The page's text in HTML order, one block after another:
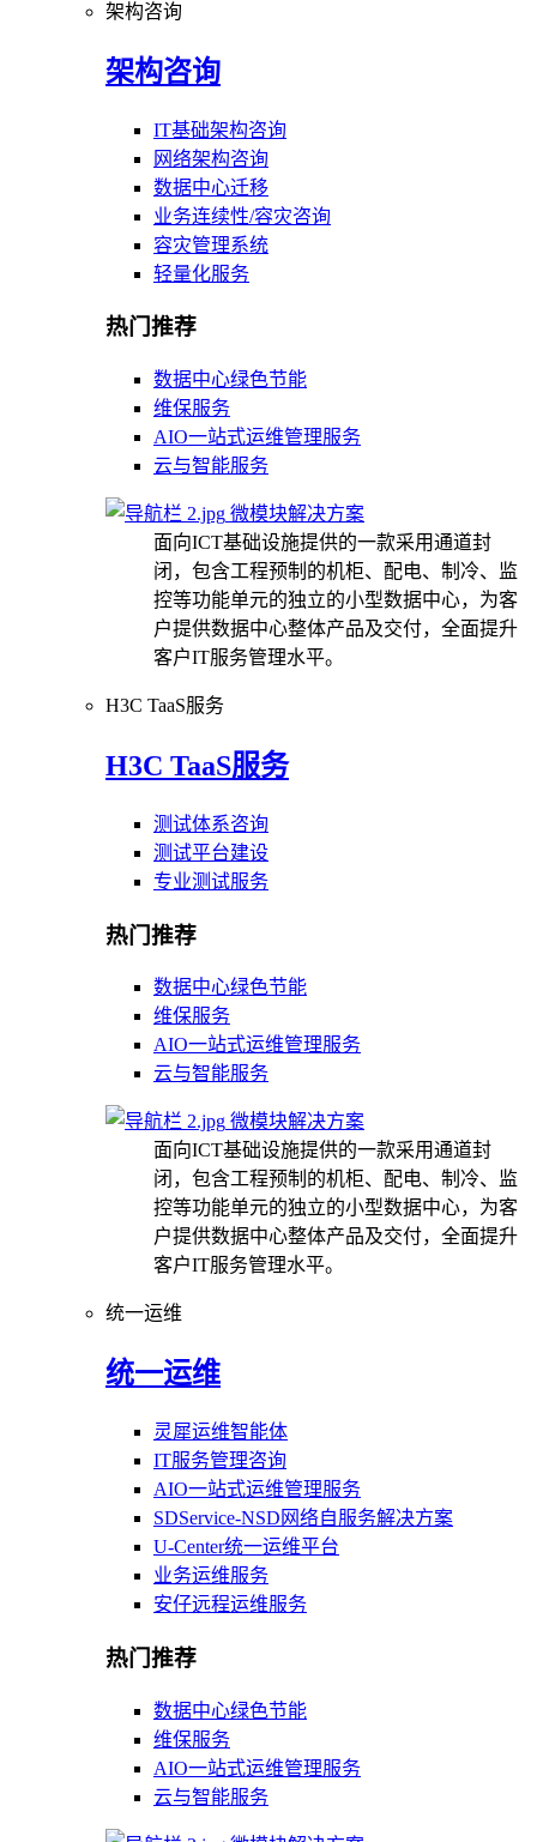
架构咨询
架构咨询
IT基础架构咨询
网络架构咨询
数据中心迁移
业务连续性/容灾咨询
容灾管理系统
轻量化服务
热门推荐
数据中心绿色节能
维保服务
AIO一站式运维管理服务
云与智能服务
微模块解决方案
面向ICT基础设施提供的一款采用通道封
闭，包含工程预制的机柜、配电、制冷、监
控等功能单元的独立的小型数据中心，为客
户提供数据中心整体产品及交付，全面提升
客户IT服务管理水平。
H3C TaaS服务
H3C TaaS服务
测试体系咨询
测试平台建设
专业测试服务
热门推荐
数据中心绿色节能
维保服务
AIO一站式运维管理服务
云与智能服务
微模块解决方案
面向ICT基础设施提供的一款采用通道封
闭，包含工程预制的机柜、配电、制冷、监
控等功能单元的独立的小型数据中心，为客
户提供数据中心整体产品及交付，全面提升
客户IT服务管理水平。
统一运维
统一运维
灵犀运维智能体
IT服务管理咨询
AIO一站式运维管理服务
SDService-NSD网络自服务解决方案
U-Center统一运维平台
业务运维服务
安仔远程运维服务
热门推荐
数据中心绿色节能
维保服务
AIO一站式运维管理服务
云与智能服务